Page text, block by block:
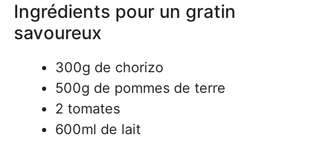
Ingrédients pour un gratin
savoureux
300g de chorizo
500g de pommes de terre
2 tomates
600ml de lait